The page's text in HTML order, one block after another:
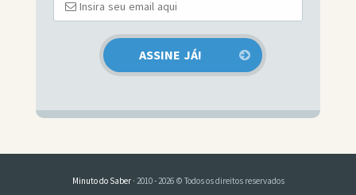
Minuto do Saber· 2010 - 2026 © Todos os direitos reservados